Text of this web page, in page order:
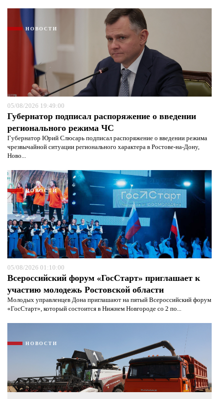
НОВОСТИ
05/08/2026 19:49:00
Губернатор подписал распоряжение о введении
регионального режима ЧС
Губернатор Юрий Слюсарь подписал распоряжение о введении режима
чрезвычайной ситуации регионального характера в Ростове-на-Дону,
Ново...
НОВОСТИ
05/08/2026 01:10:00
Всероссийский форум «ГосСтарт» приглашает к
участию молодежь Ростовской области
Молодых управленцев Дона приглашают на пятый Всероссийский форум
«ГосСтарт», который состоится в Нижнем Новгороде со 2 по...
НОВОСТИ
Я согласен сполитикой конфиденциальности и
защиты информации*
Я согласен сполитикой конфиденциальности и
защиты информации*